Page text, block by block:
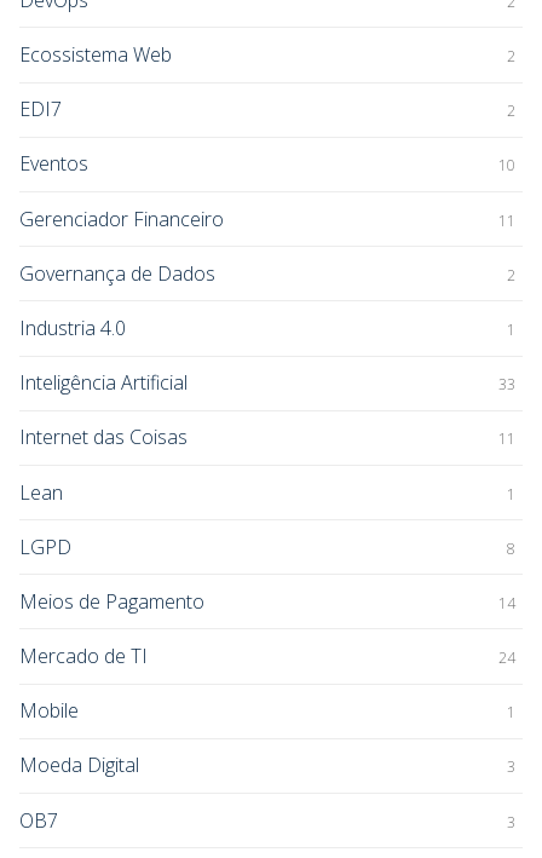
Ecossistema Web 2
EDI7 2
Eventos 10
Gerenciador Financeiro 11
Governança de Dados 2
Industria 4.0 1
Inteligência Artificial 33
Internet das Coisas 11
Lean 1
LGPD 8
Meios de Pagamento 14
Mercado de TI 24
Mobile 1
Moeda Digital 3
OB7 3